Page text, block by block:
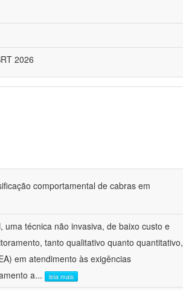
2026
comportamental de cabras em
técnica não invasiva, de baixo custo e
tanto qualitativo quanto quantitativo,
em atendimento às exigências
a... leia mais